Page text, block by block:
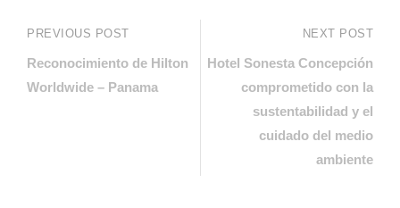
PREVIOUS POST
Reconocimiento de Hilton
Worldwide – Panama
NEXT POST
Hotel Sonesta Concepción
comprometido con la
sustentabilidad y el
cuidado del medio
ambiente